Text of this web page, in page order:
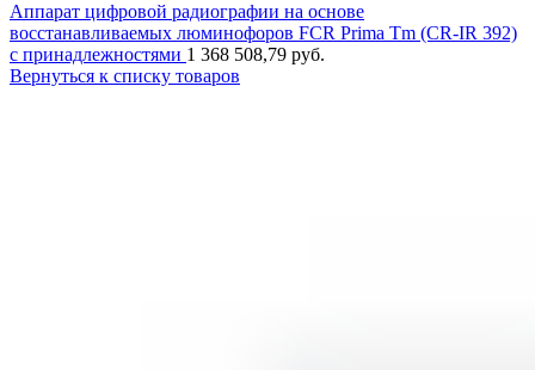
Аппарат цифровой радиографии на основе
восстанавливаемых люминофоров FCR Prima Тm (CR-IR 392)
с принадлежностями 1 368 508,79 руб.
Вернуться к списку товаров